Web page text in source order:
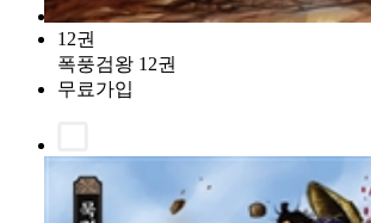
12권
폭풍검왕 12권
무료가입